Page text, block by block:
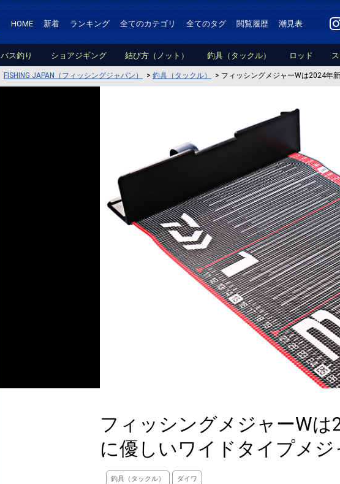
HOME 新着 ランキング 全てのカテゴリ 全てのタグ 閲覧履歴 潮見表
バス釣り ショアジギング 結び方（ノット） 釣具（タックル） ロッド
FISHING JAPAN（フィッシングジャパン） > 釣具（タックル） > フィッシングメジャーWは2024年
フィッシングメジャーWは
に優しいワイドタイプメジ
釣具（タックル） ダイワ